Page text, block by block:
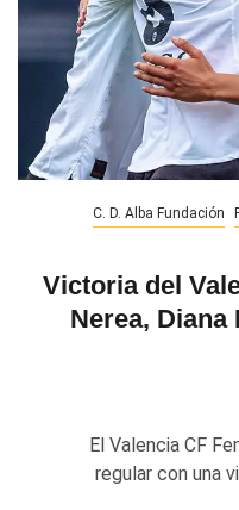
C. D. Alba Fundación
Victoria del
Nerea, Diana
El Valencia CF
regular con una